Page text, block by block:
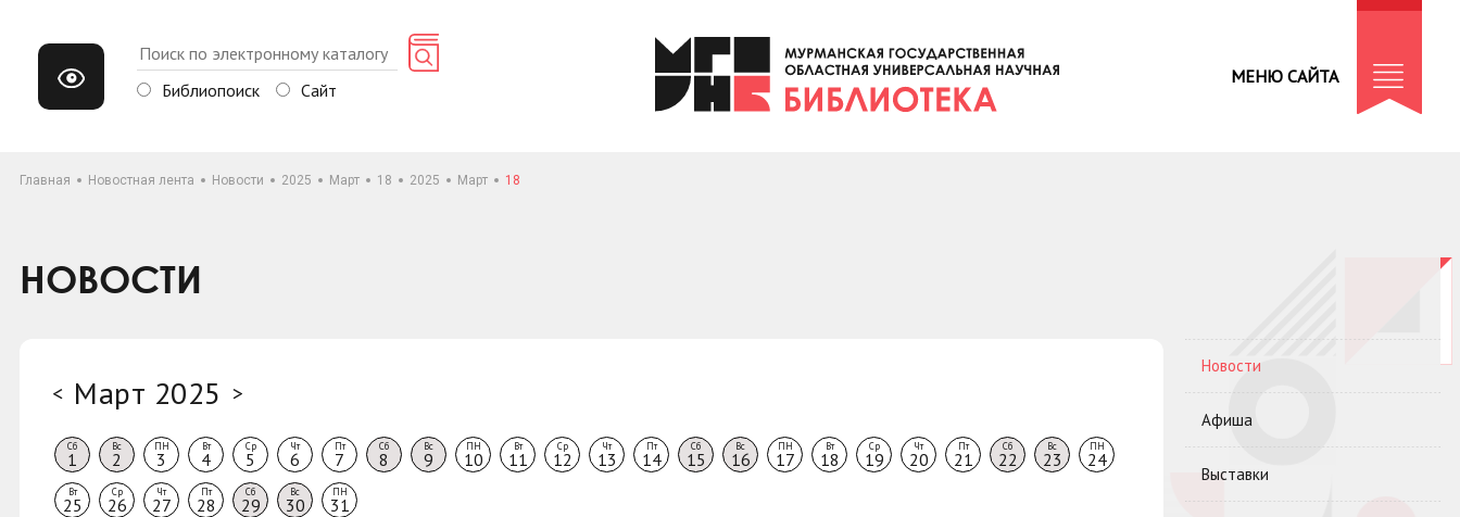
Библиопоиск Сайт
МЕНЮ САЙТА
Главная Новостная лента Новости 2025 Март 18 2025 Март 18
НОВОСТИ
< Март 2025 >
Сб
1
Вс
2
ПН
3
Вт
4
Ср
5
Чт
6
Пт
7
Сб
8
Вс
9
ПН
10
Вт
11
Ср
12
Чт
13
Пт
14
Сб
15
Вс
16
ПН
17
Вт
18
Ср
19
Чт
20
Пт
21
Сб
22
Вс
23
ПН
24
Вт
25
Ср
26
Чт
27
Пт
28
Сб
29
Вс
30
ПН
31
Новости
Афиша
Выставки